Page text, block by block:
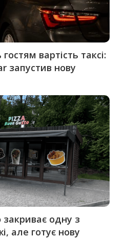
вартість таксі:
запустив нову
закриває одну з
але готує нову